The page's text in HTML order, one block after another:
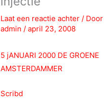
Laat een reactie achter / Door
admin/april 23, 2008
5 jANUARI 2000 DE GROENE
AMSTERDAMMER
Scribd